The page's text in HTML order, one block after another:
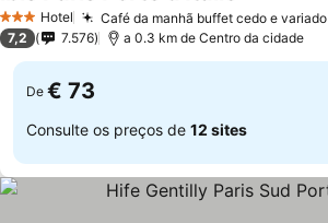
3 EstrelasHotel Café da manhã buffet cedo e variado
7,2 7.576 a 0.3 km de Centro da cidade
De € 73
Consulte os preços de 12 sites